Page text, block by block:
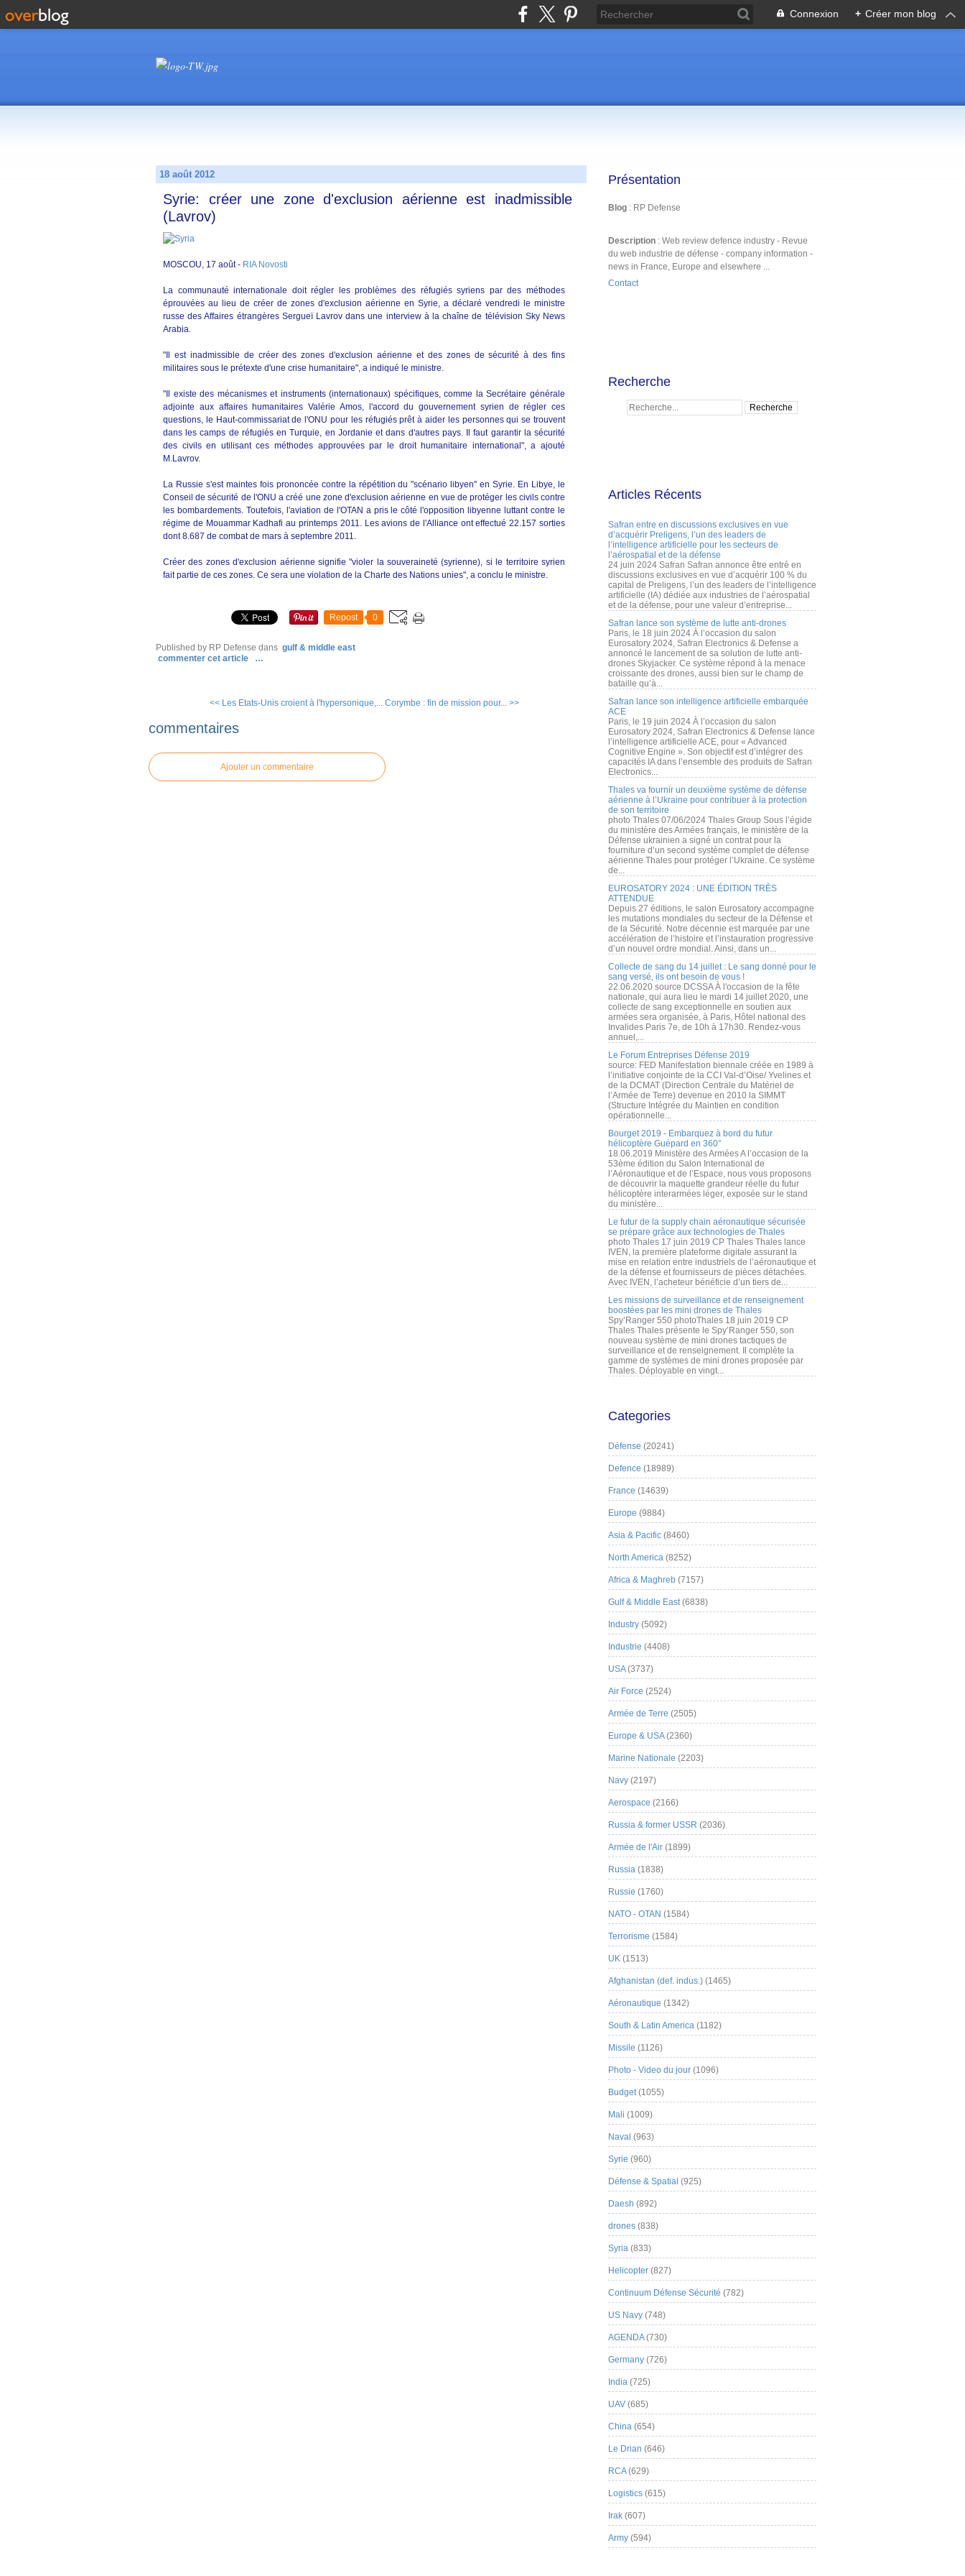
Connexion + Créer mon blog
18 août 2012
Syrie: créer une zone d'exclusion aérienne est inadmissible
(Lavrov)
MOSCOU, 17 août - RIA Novosti
La communauté internationale doit régler les problèmes des réfugiés syriens par des méthodes
éprouvées au lieu de créer de zones d'exclusion aérienne en Syrie, a déclaré vendredi le ministre
russe des Affaires étrangères Sergueï Lavrov dans une interview à la chaîne de télévision Sky News
Arabia.
"Il est inadmissible de créer des zones d'exclusion aérienne et des zones de sécurité à des fins
militaires sous le prétexte d'une crise humanitaire", a indiqué le ministre.
"Il existe des mécanismes et instruments (internationaux) spécifiques, comme la Secrétaire générale
adjointe aux affaires humanitaires Valérie Amos, l'accord du gouvernement syrien de régler ces
questions, le Haut-commissariat de l'ONU pour les réfugiés prêt à aider les personnes qui se trouvent
dans les camps de réfugiés en Turquie, en Jordanie et dans d'autres pays. Il faut garantir la sécurité
des civils en utilisant ces méthodes approuvées par le droit humanitaire international", a ajouté
M.Lavrov.
La Russie s'est maintes fois prononcée contre la répétition du "scénario libyen" en Syrie. En Libye, le
Conseil de sécurité de l'ONU a créé une zone d'exclusion aérienne en vue de protéger les civils contre
les bombardements. Toutefois, l'aviation de l'OTAN a pris le côté l'opposition libyenne luttant contre le
régime de Mouammar Kadhafi au printemps 2011. Les avions de l'Alliance ont effectué 22.157 sorties
dont 8.687 de combat de mars à septembre 2011.
Créer des zones d'exclusion aérienne signifie "violer la souveraineté (syrienne), si le territoire syrien
fait partie de ces zones. Ce sera une violation de la Charte des Nations unies", a conclu le ministre.
Repost 0
Published by RP Defense dans gulf & middle east
commenter cet article
…
<< Les Etats-Unis croient à l'hypersonique,... Corymbe : fin de mission pour... >>
commentaires
Ajouter un commentaire
Présentation
Blog : RP Defense
Description : Web review defence industry - Revue
du web industrie de défense - company information -
news in France, Europe and elsewhere ...
Contact
Recherche
Articles Récents
Safran entre en discussions exclusives en vue
d’acquérir Preligens, l’un des leaders de
l’intelligence artificielle pour les secteurs de
l’aérospatial et de la défense
24 juin 2024 Safran Safran annonce être entré en
discussions exclusives en vue d’acquérir 100 % du
capital de Preligens, l’un des leaders de l’intelligence
artificielle (IA) dédiée aux industries de l’aérospatial
et de la défense, pour une valeur d’entreprise...
Safran lance son système de lutte anti-drones
Paris, le 18 juin 2024 À l’occasion du salon
Eurosatory 2024, Safran Electronics & Defense a
annoncé le lancement de sa solution de lutte anti-
drones Skyjacker. Ce système répond à la menace
croissante des drones, aussi bien sur le champ de
bataille qu’à...
Safran lance son intelligence artificielle embarquée
ACE
Paris, le 19 juin 2024 À l’occasion du salon
Eurosatory 2024, Safran Electronics & Defense lance
l’intelligence artificielle ACE, pour « Advanced
Cognitive Engine ». Son objectif est d’intégrer des
capacités IA dans l’ensemble des produits de Safran
Electronics...
Thales va fournir un deuxième système de défense
aérienne à l’Ukraine pour contribuer à la protection
de son territoire
photo Thales 07/06/2024 Thales Group Sous l’égide
du ministère des Armées français, le ministère de la
Défense ukrainien a signé un contrat pour la
fourniture d’un second système complet de défense
aérienne Thales pour protéger l’Ukraine. Ce système
de...
EUROSATORY 2024 : UNE ÉDITION TRÈS
ATTENDUE
Depuis 27 éditions, le salon Eurosatory accompagne
les mutations mondiales du secteur de la Défense et
de la Sécurité. Notre décennie est marquée par une
accélération de l’histoire et l’instauration progressive
d’un nouvel ordre mondial. Ainsi, dans un...
Collecte de sang du 14 juillet : Le sang donné pour le
sang versé, ils ont besoin de vous !
22.06.2020 source DCSSA À l'occasion de la fête
nationale, qui aura lieu le mardi 14 juillet 2020, une
collecte de sang exceptionnelle en soutien aux
armées sera organisée, à Paris, Hôtel national des
Invalides Paris 7e, de 10h à 17h30. Rendez-vous
annuel,...
Le Forum Entreprises Défense 2019
source: FED Manifestation biennale créée en 1989 à
l’initiative conjointe de la CCI Val-d’Oise/ Yvelines et
de la DCMAT (Direction Centrale du Matériel de
l’Armée de Terre) devenue en 2010 la SIMMT
(Structure Intégrée du Maintien en condition
opérationnelle...
Bourget 2019 - Embarquez à bord du futur
hélicoptère Guépard en 360°
18.06.2019 Ministère des Armées A l’occasion de la
53ème édition du Salon International de
l’Aéronautique et de l’Espace, nous vous proposons
de découvrir la maquette grandeur réelle du futur
hélicoptère interarmées léger, exposée sur le stand
du ministère...
Le futur de la supply chain aéronautique sécurisée
se prépare grâce aux technologies de Thales
photo Thales 17 juin 2019 CP Thales Thales lance
IVEN, la première plateforme digitale assurant la
mise en relation entre industriels de l’aéronautique et
de la défense et fournisseurs de pièces détachées.
Avec IVEN, l’acheteur bénéficie d’un tiers de...
Les missions de surveillance et de renseignement
boostées par les mini drones de Thales
Spy’Ranger 550 photoThales 18 juin 2019 CP
Thales Thales présente le Spy’Ranger 550, son
nouveau système de mini drones tactiques de
surveillance et de renseignement. Il complète la
gamme de systèmes de mini drones proposée par
Thales. Déployable en vingt...
Categories
Défense (20241)
Defence (18989)
France (14639)
Europe (9884)
Asia & Pacific (8460)
North America (8252)
Africa & Maghreb (7157)
Gulf & Middle East(6838)
Industry (5092)
Industrie (4408)
USA(3737)
Air Force (2524)
Armée de Terre (2505)
Europe & USA(2360)
Marine Nationale (2203)
Navy (2197)
Aerospace (2166)
Russia & former USSR (2036)
Armée de l'Air (1899)
Russia (1838)
Russie (1760)
NATO - OTAN (1584)
Terrorisme (1584)
UK (1513)
Afghanistan (def. indus.) (1465)
Aéronautique (1342)
South & Latin America (1182)
Missile (1126)
Photo - Video du jour (1096)
Budget(1055)
Mali (1009)
Naval (963)
Syrie (960)
Défense & Spatial (925)
Daesh (892)
drones (838)
Syria (833)
Helicopter (827)
Continuum Défense Sécurité (782)
US Navy (748)
AGENDA(730)
Germany (726)
India (725)
UAV (685)
China (654)
Le Drian (646)
RCA(629)
Logistics (615)
Irak (607)
Army (594)